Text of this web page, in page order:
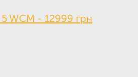
WCM - 12999 грн